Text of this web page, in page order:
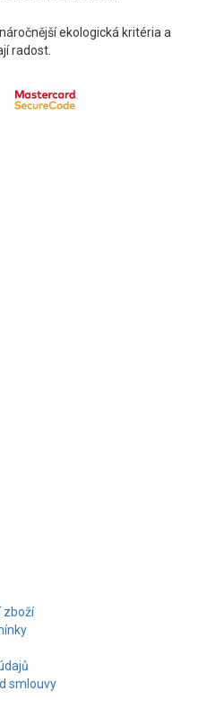
ekologická kritéria a
radost.
zboží
smlouvy